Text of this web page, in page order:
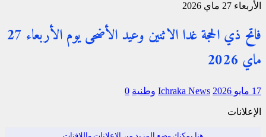
الأربعاء 27 ماي 2026
فاتح ذي الحجة غدا الاثنين وعيد الأضحى يوم الأربعاء 27
ماي 2026
17 مايو 2026 Ichraka News وطنية 0
الإعلانات